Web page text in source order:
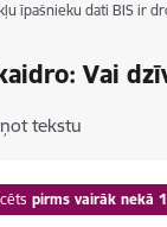
īpašnieku dati BIS ir
Vai
tekstu
pirms vairāk nekā